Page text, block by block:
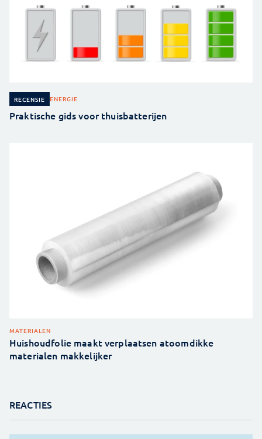
RECENSIE ENERGIE
Praktische gids voor thuisbatterijen
MATERIALEN
Huishoudfolie maakt verplaatsen atoomdikke
materialen makkelijker
REACTIES